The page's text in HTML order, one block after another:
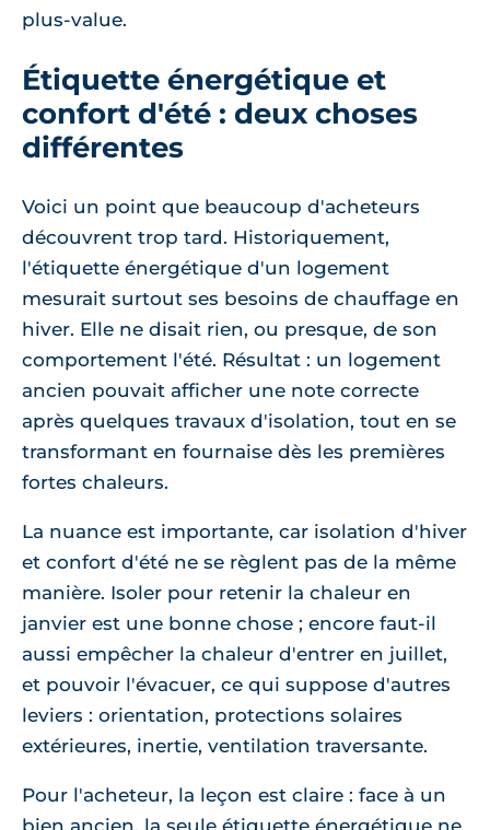
plus-value.
Étiquette énergétique et
confort d'été : deux choses
différentes
Voici un point que beaucoup d'acheteurs
découvrent trop tard. Historiquement,
l'étiquette énergétique d'un logement
mesurait surtout ses besoins de chauffage en
hiver. Elle ne disait rien, ou presque, de son
comportement l'été. Résultat : un logement
ancien pouvait afficher une note correcte
après quelques travaux d'isolation, tout en se
transformant en fournaise dès les premières
fortes chaleurs.
La nuance est importante, car isolation d'hiver
et confort d'été ne se règlent pas de la même
manière. Isoler pour retenir la chaleur en
janvier est une bonne chose ; encore faut-il
aussi empêcher la chaleur d'entrer en juillet,
et pouvoir l'évacuer, ce qui suppose d'autres
leviers : orientation, protections solaires
extérieures, inertie, ventilation traversante.
Pour l'acheteur, la leçon est claire : face à un
bien ancien, la seule étiquette énergétique ne